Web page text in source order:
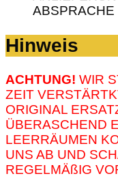
ABSPRACHE
Hinweis
ACHTUNG! WIR
ZEIT
ORIGINAL
ÜBERASCHEND
LEERRÄUMEN
UNS AB UND
REGELMÄßIG